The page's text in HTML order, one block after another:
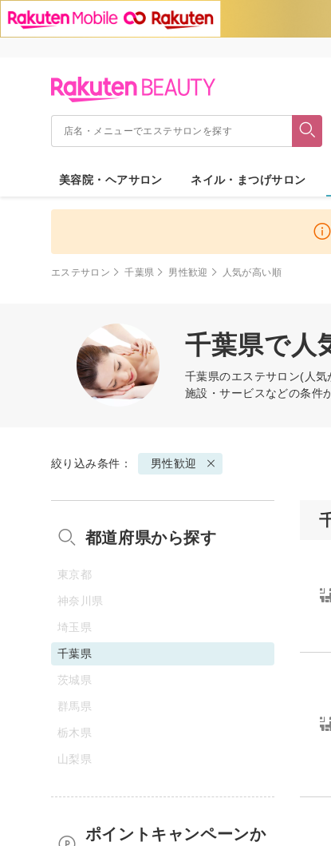
美容院・ヘアサロン ネイル・まつげサロン
エステサロン 千葉県 男性歓迎 人気が高い順
千葉県で人
千葉県のエステサロン(人
施設・サービスなどの条件
絞り込み条件： 男性歓迎
都道府県から探す
東京都
神奈川県
埼玉県
千葉県
茨城県
群馬県
栃木県
山梨県
ポイントキャンペーンか